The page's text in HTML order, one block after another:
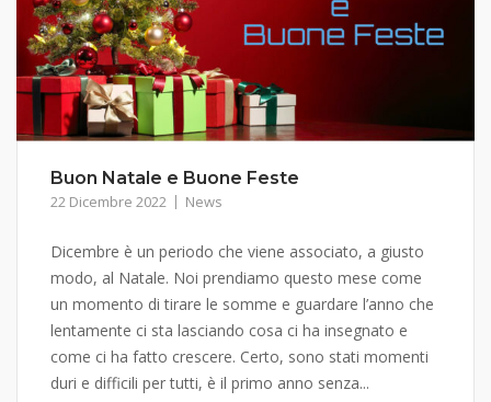
Buon Natale e Buone Feste
22 Dicembre 2022 News
Dicembre è un periodo che viene associato, a giusto
modo, al Natale. Noi prendiamo questo mese come
un momento di tirare le somme e guardare l’anno che
lentamente ci sta lasciando cosa ci ha insegnato e
come ci ha fatto crescere. Certo, sono stati momenti
duri e difficili per tutti, è il primo anno senza...